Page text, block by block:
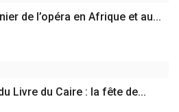
de l’opéra en Afrique et au...
Livre du Caire : la fête de...